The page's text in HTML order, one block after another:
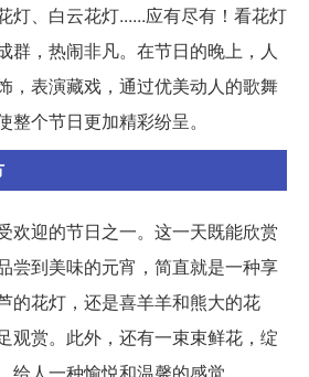
灯、白云花灯......应有尽有！看花灯
群，热闹非凡。在节日的晚上，人
，表演藏戏，通过优美动人的歌舞
个节日更加精彩纷呈。
欢迎的节日之一。这一天既能欣赏
尝到美味的元宵，简直就是一种享
的花灯，还是喜羊羊和熊大的花
观赏。此外，还有一束束鲜花，绽
给人一种愉悦和温馨的感觉。